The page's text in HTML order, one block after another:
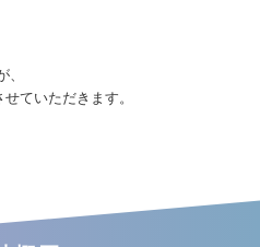
ていただきます。